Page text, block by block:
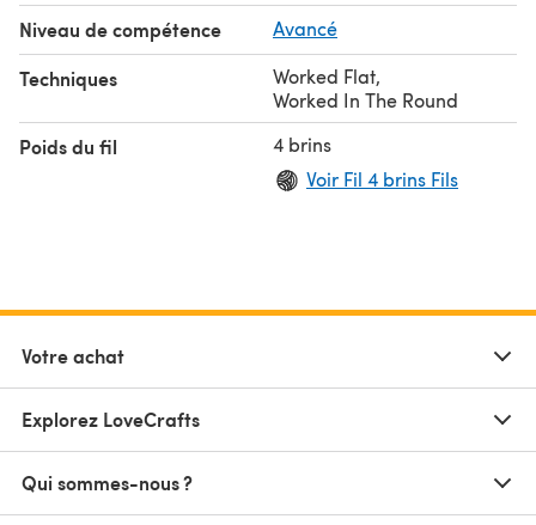
Niveau de compétence Avancé
Techniques Worked Flat,
Worked In The Round
Poids du fil
4 brins
Voir Fil 4 brins Fils
Votre achat
Explorez LoveCrafts
Qui sommes-nous ?